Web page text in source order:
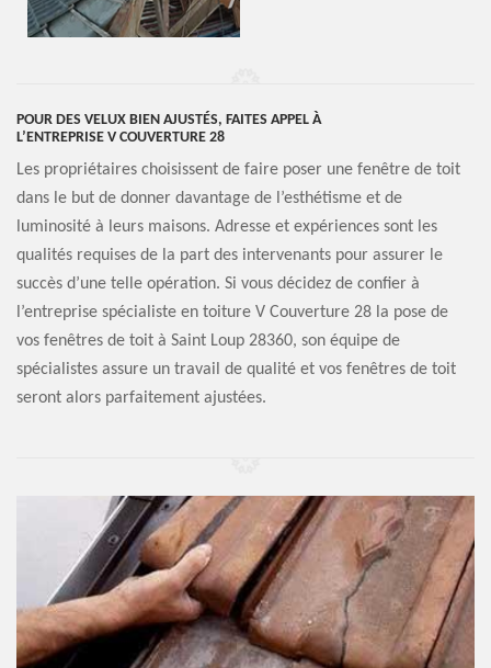
POUR DES VELUX BIEN AJUSTÉS, FAITES APPEL À
L’ENTREPRISE V COUVERTURE 28
Les propriétaires choisissent de faire poser une fenêtre de toit
dans le but de donner davantage de l’esthétisme et de
luminosité à leurs maisons. Adresse et expériences sont les
qualités requises de la part des intervenants pour assurer le
succès d’une telle opération. Si vous décidez de confier à
l’entreprise spécialiste en toiture V Couverture 28 la pose de
vos fenêtres de toit à Saint Loup 28360, son équipe de
spécialistes assure un travail de qualité et vos fenêtres de toit
seront alors parfaitement ajustées.